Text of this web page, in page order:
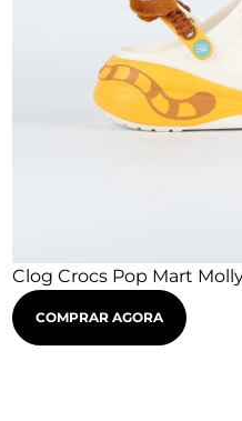
Clog Crocs Pop Mart
COMPRAR AGORA